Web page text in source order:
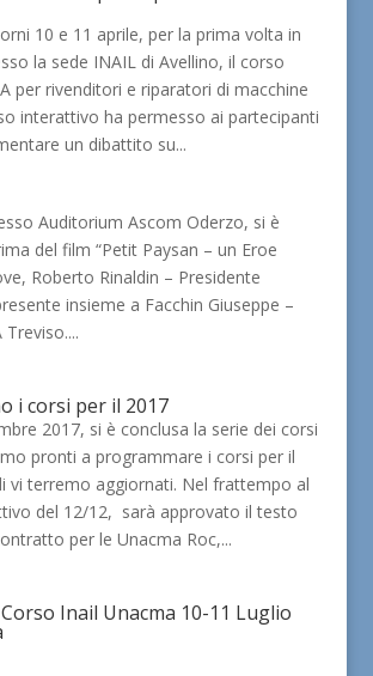
10 e 11 aprile, per la prima volta in
la sede INAIL di Avellino, il corso
per rivenditori e riparatori di macchine
interattivo ha permesso ai partecipanti
un dibattito su...
Auditorium Ascom Oderzo, si è
del film “Petit Paysan – un Eroe
Roberto Rinaldin – Presidente
insieme a Facchin Giuseppe –
Treviso....
i corsi per il 2017
2017, si è conclusa la serie dei corsi
pronti a programmare i corsi per il
vi terremo aggiornati. Nel frattempo al
del 12/12, sarà approvato il testo
per le Unacma Roc,...
Inail Unacma 10-11 Luglio